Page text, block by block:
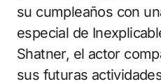
su cumpleaños con
especial de
Shatner, el actor
sus futuras